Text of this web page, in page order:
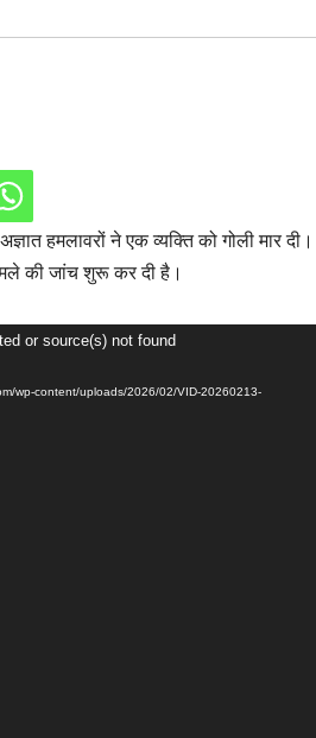
हमलावरों ने एक व्यक्ति को गोली मार
की जांच शुरू कर दी है।
or source(s) not found
wp-content/uploads/2026/02/VID-20260213-